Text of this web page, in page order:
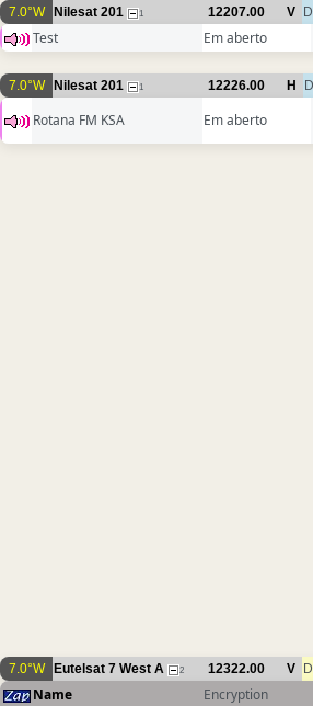
7.0°W Nilesat 201 1 12207.00 V
Test Em aberto
7.0°W Nilesat 201 1 12226.00 H
Rotana FM KSA Em aberto
7.0°W Eutelsat 7 West A 2 12322.00 V
Name Encryption